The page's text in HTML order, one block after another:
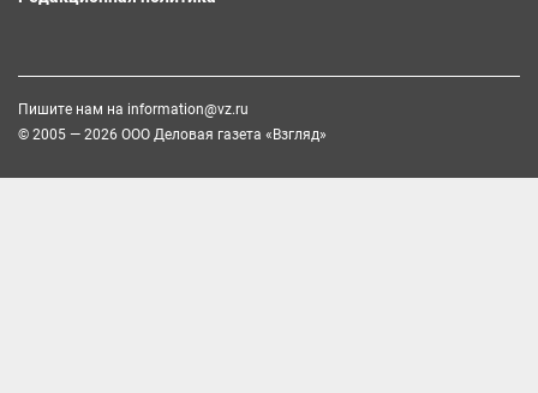
Пишите нам на information@vz.ru
© 2005 — 2026 ООО Деловая газета «Взгляд»